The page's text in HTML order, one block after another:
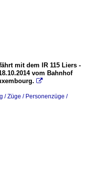
mit dem IR 115 Liers -
vom Bahnhof

/ Züge / Personenzüge /